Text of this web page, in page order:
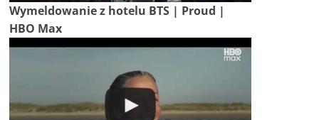
Wymeldowanie z hotelu BTS | Proud |
HBO Max